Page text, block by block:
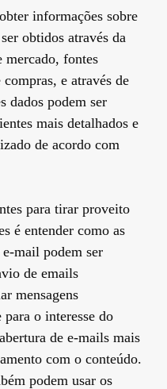
informações sobre
obtidos através da
mercado, fontes
e através de
dados podem ser
mais detalhados e
de acordo com
para tirar proveito
é entender como as
mail podem ser
de emails
mensagens
o interesse do
de e-mails mais
com o conteúdo.
podem usar os